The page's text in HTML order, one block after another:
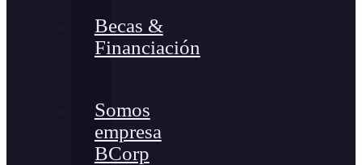
Becas &
Financiación
Somos
empresa
BCorp